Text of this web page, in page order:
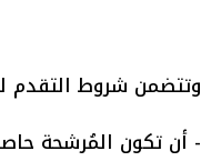
وتتضمن شروط التقدم
- أن تكون المُرشحة